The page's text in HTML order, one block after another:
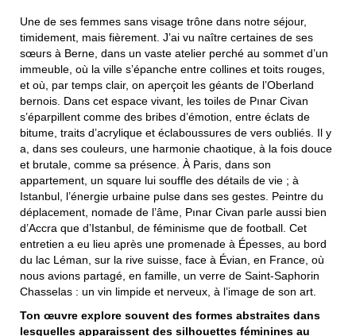
Une de ses femmes sans visage trône dans notre séjour,
timidement, mais fièrement. J’ai vu naître certaines de ses
sœurs à Berne, dans un vaste atelier perché au sommet d’un
immeuble, où la ville s’épanche entre collines et toits rouges,
et où, par temps clair, on aperçoit les géants de l’Oberland
bernois. Dans cet espace vivant, les toiles de Pınar Civan
s’éparpillent comme des bribes d’émotion, entre éclats de
bitume, traits d’acrylique et éclaboussures de vers oubliés. Il y
a, dans ses couleurs, une harmonie chaotique, à la fois douce
et brutale, comme sa présence. À Paris, dans son
appartement, un square lui souffle des détails de vie ; à
Istanbul, l’énergie urbaine pulse dans ses gestes. Peintre du
déplacement, nomade de l’âme, Pınar Civan parle aussi bien
d’Accra que d’Istanbul, de féminisme que de football. Cet
entretien a eu lieu après une promenade à Épesses, au bord
du lac Léman, sur la rive suisse, face à Évian, en France, où
nous avions partagé, en famille, un verre de Saint-Saphorin
Chasselas : un vin limpide et nerveux, à l’image de son art.
Ton œuvre explore souvent des formes abstraites dans
lesquelles apparaissent des silhouettes féminines au